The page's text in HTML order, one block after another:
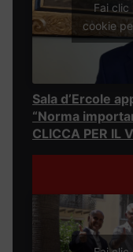
Fai
cookie
Sala d’Ercole
“Norma
CLICCA PER IL